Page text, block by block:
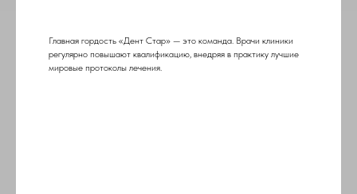
Главная гордость «Дент Стар» — это команда. Врачи клиники
регулярно повышают квалификацию, внедряя в практику лучшие
мировые протоколы лечения.